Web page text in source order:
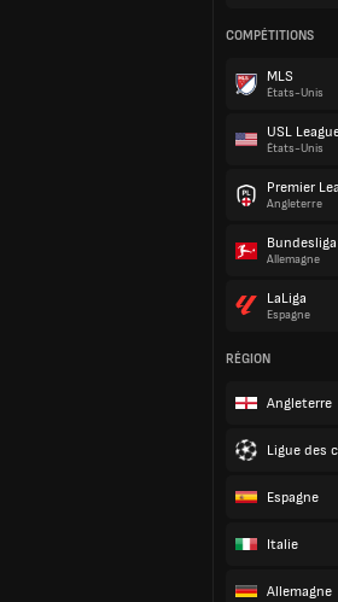
COMPÉTITIONS
MLS
États-Unis
USL
États-Unis
Premier
Angleterre
Bundesliga
Allemagne
LaLiga
Espagne
RÉGION
Angleterre
Ligue des
Espagne
Italie
Allemagne